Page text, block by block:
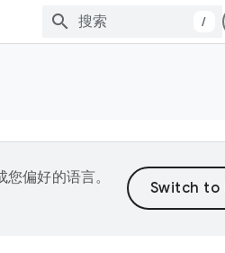
/
偏好的语言。